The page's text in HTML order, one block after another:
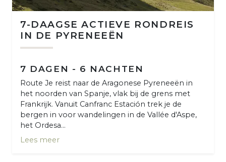
7-DAAGSE ACTIEVE RONDREIS
IN DE PYRENEEËN
7 DAGEN - 6 NACHTEN
Route Je reist naar de Aragonese Pyreneeën in
het noorden van Spanje, vlak bij de grens met
Frankrijk. Vanuit Canfranc Estación trek je de
bergen in voor wandelingen in de Vallée d'Aspe,
het Ordesa...
Lees meer